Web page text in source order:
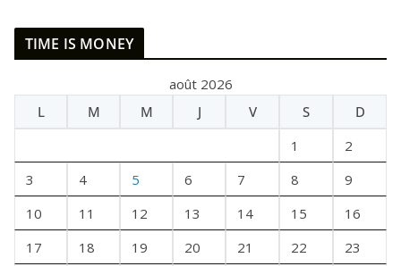
E
I
U
F
TIME IS MONEY
août 2026
L
M M J V S
D
1
2
3
4 5 6 7 8
9
10
11 12 13 14 15
16
17
18 19 20 21 22
23